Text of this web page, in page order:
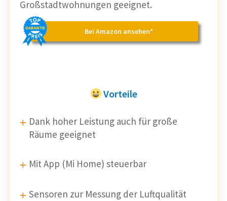
Großstadtwohnungen geeignet.
Bei Amazon ansehen*
Vorteile
Dank hoher Leistung auch für große
Räume geeignet
Mit App (Mi Home) steuerbar
Sensoren zur Messung der Luftqualität